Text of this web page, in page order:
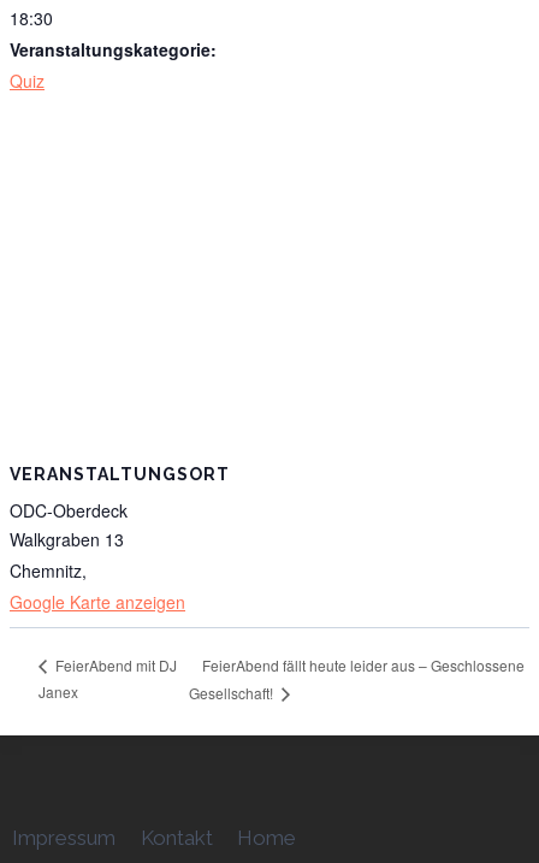
18:30
Veranstaltungskategorie:
Quiz
VERANSTALTUNGSORT
ODC-Oberdeck
Walkgraben 13
Chemnitz,
Google Karte anzeigen
FeierAbend mit DJ
Janex
FeierAbend fällt heute leider aus – Geschlossene
Gesellschaft!
Impressum Kontakt Home